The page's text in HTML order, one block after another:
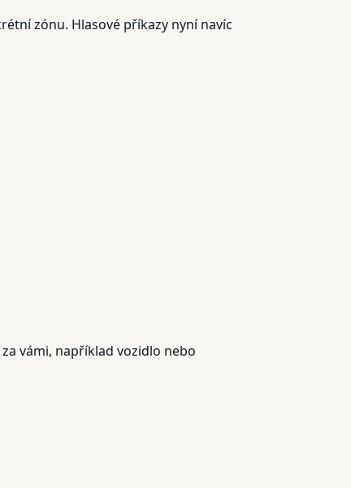
zónu. Hlasové příkazy nyní navíc
vámi, například vozidlo nebo